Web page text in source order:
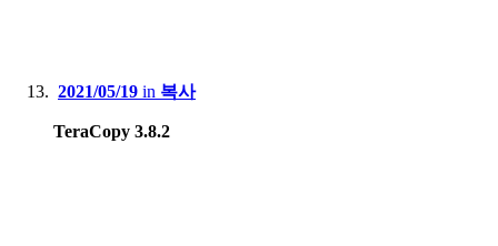
2021/05/19 in 복사
TeraCopy 3.8.2